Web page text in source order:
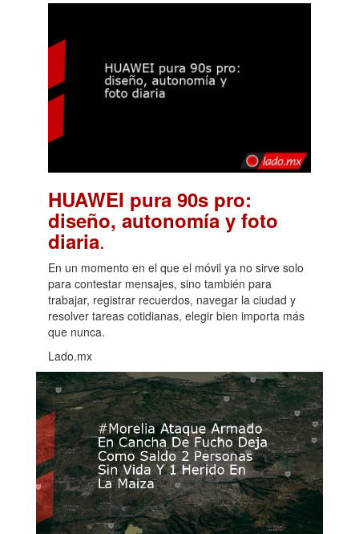
HUAWEI pura 90s pro:
diseño, autonomía y foto
diaria.
En un momento en el que el móvil ya no sirve solo
para contestar mensajes, sino también para
trabajar, registrar recuerdos, navegar la ciudad y
resolver tareas cotidianas, elegir bien importa más
que nunca.
Lado.mx